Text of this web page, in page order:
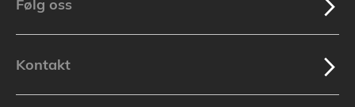
Følg oss
Kontakt